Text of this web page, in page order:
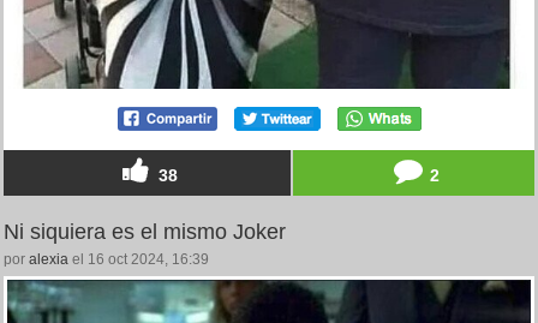
38 2
Ni siquiera es el mismo Joker
por alexia el 16 oct 2024, 16:39